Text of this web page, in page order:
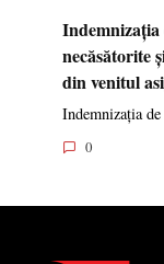
Indemnizația
necăsătorite
din venitul
Indemnizația
0